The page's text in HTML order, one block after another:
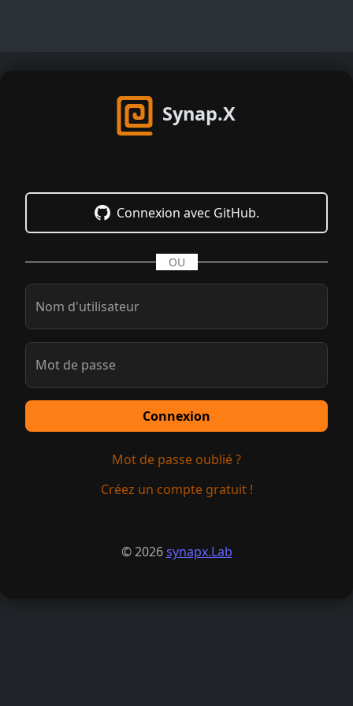
Synap.X
Connexion avec GitHub.
OU
Nom d'utilisateur
Mot de passe
Connexion
Mot de passe oublié ?
Créez un compte gratuit !
© 2026synapx.Lab